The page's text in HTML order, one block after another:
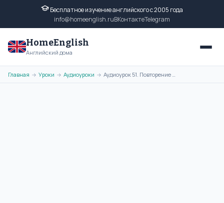
Бесплатное изучение английского с 2005 года
info@homeenglish.ruВКонтактеTelegram
HomeEnglish
Английский дома
Главная → Уроки → Аудиоуроки → Аудиоурок 51. Повторение фраз и выражений из прошлых уроков. Вы также